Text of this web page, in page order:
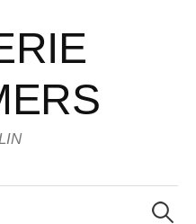
nach: